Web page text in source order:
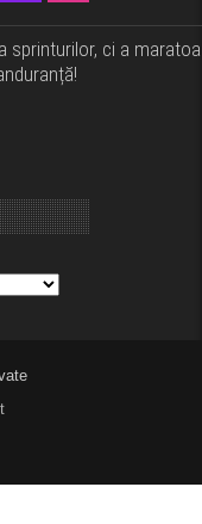
sprinturilor, ci a